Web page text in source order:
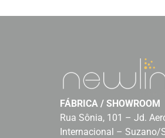
FÁBRICA / SHOWROOM
Rua Sônia, 101 – Jd.
Internacional – Suzano/